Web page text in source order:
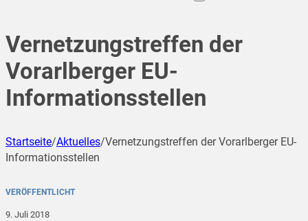
Vernetzungstreffen der
Vorarlberger EU-
Informationsstellen
Startseite/Aktuelles/Vernetzungstreffen der Vorarlberger EU-
Informationsstellen
VERÖFFENTLICHT
9. Juli 2018